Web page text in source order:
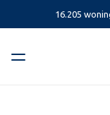
16.205